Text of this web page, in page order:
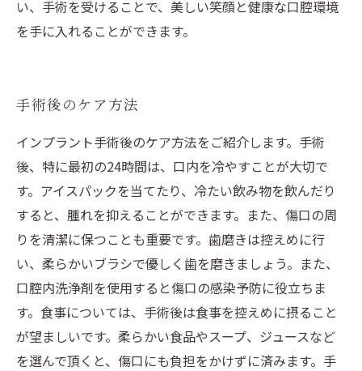
い、手術を受けることで、美しい笑顔と健康な口腔環境
を手に入れることができます。
手術後のケア方法
インプラント手術後のケア方法をご紹介します。手術
後、特に最初の24時間は、口内を冷やすことが大切で
す。アイスパックを当てたり、冷たい飲み物を飲んだり
すると、腫れを抑えることができます。また、傷口の周
りを清潔に保つことも重要です。歯磨きは控えめに行
い、柔らかいブラシで優しく歯を磨きましょう。また、
口腔内洗浄剤を使用すると傷口の感染予防に役立ちま
す。食事については、手術後は食事を控えめに摂ること
が望ましいです。柔らかい食品やスープ、ジュースなど
を選んで頂くと、傷口にも負担をかけずに済みます。手